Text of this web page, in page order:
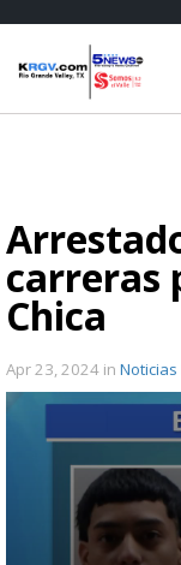
carreras
Chica
Apr 23, 2024 in Noticias